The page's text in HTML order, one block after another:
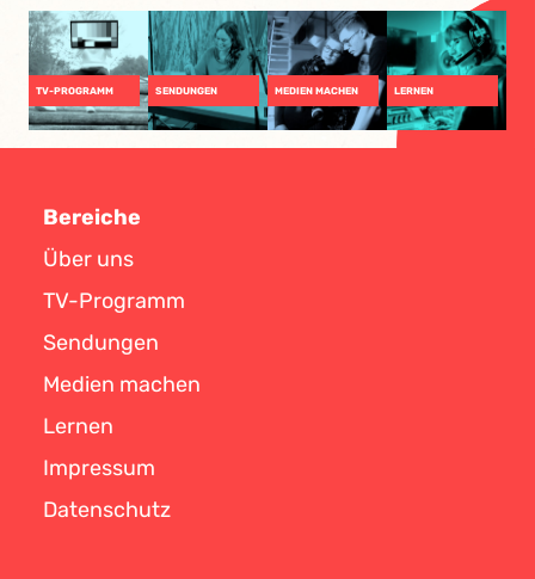
TV-PROGRAMM SENDUNGEN MEDIEN MACHEN LERNEN
Bereiche
Über uns
TV-Programm
Sendungen
Medien machen
Lernen
Impressum
Datenschutz